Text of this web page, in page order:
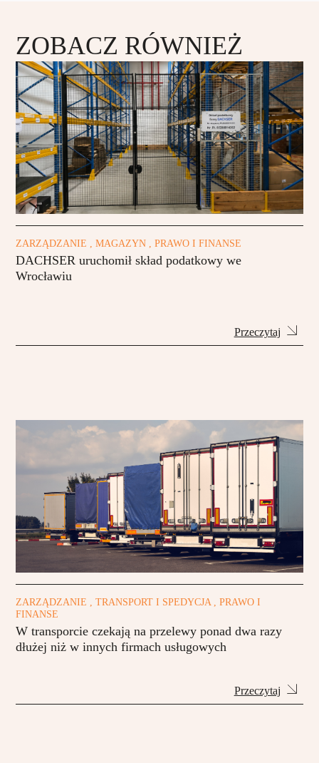
ZOBACZ RÓWNIEŻ
ZARZĄDZANIE , MAGAZYN , PRAWO I FINANSE
DACHSER uruchomił skład podatkowy we
Wrocławiu
Przeczytaj
ZARZĄDZANIE , TRANSPORT I SPEDYCJA , PRAWO I
FINANSE
W transporcie czekają na przelewy ponad dwa razy
dłużej niż w innych firmach usługowych
Przeczytaj